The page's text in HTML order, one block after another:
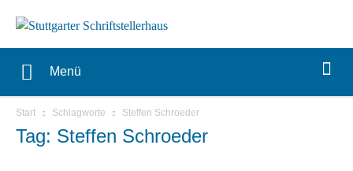
Menü
Start Schlagworte Steffen Schroeder
Tag: Steffen Schroeder